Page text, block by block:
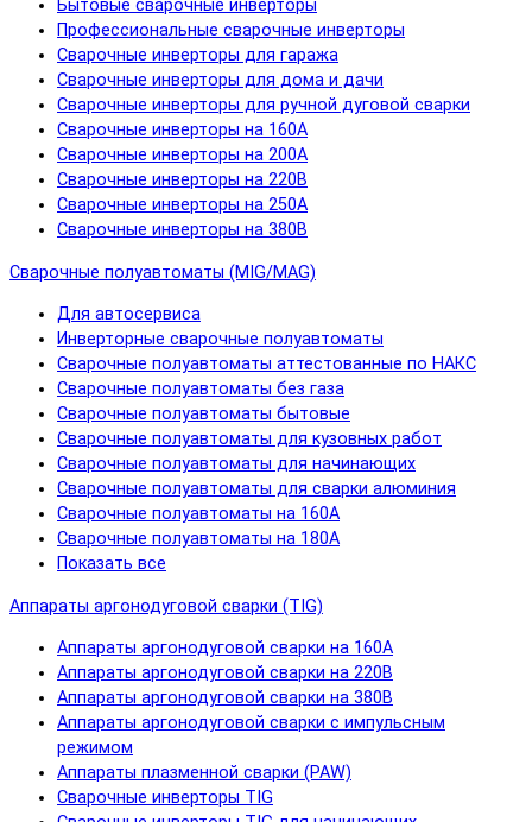
Бытовые сварочные инверторы
Профессиональные сварочные инверторы
Сварочные инверторы для гаража
Сварочные инверторы для дома и дачи
Сварочные инверторы для ручной дуговой сварки
Сварочные инверторы на 160А
Сварочные инверторы на 200А
Сварочные инверторы на 220В
Сварочные инверторы на 250А
Сварочные инверторы на 380В
Сварочные полуавтоматы (MIG/MAG)
Для автосервиса
Инверторные сварочные полуавтоматы
Сварочные полуавтоматы аттестованные по НАКС
Сварочные полуавтоматы без газа
Сварочные полуавтоматы бытовые
Сварочные полуавтоматы для кузовных работ
Сварочные полуавтоматы для начинающих
Сварочные полуавтоматы для сварки алюминия
Сварочные полуавтоматы на 160А
Сварочные полуавтоматы на 180А
Показать все
Аппараты аргонодуговой сварки (TIG)
Аппараты аргонодуговой сварки на 160А
Аппараты аргонодуговой сварки на 220В
Аппараты аргонодуговой сварки на 380В
Аппараты аргонодуговой сварки с импульсным
режимом
Аппараты плазменной сварки (PAW)
Сварочные инверторы TIG